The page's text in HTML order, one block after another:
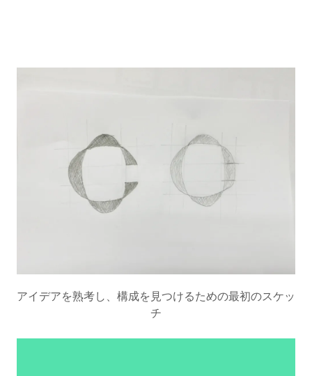
アイデアを熟考し、構成を見つけるための最初のスケッ
チ